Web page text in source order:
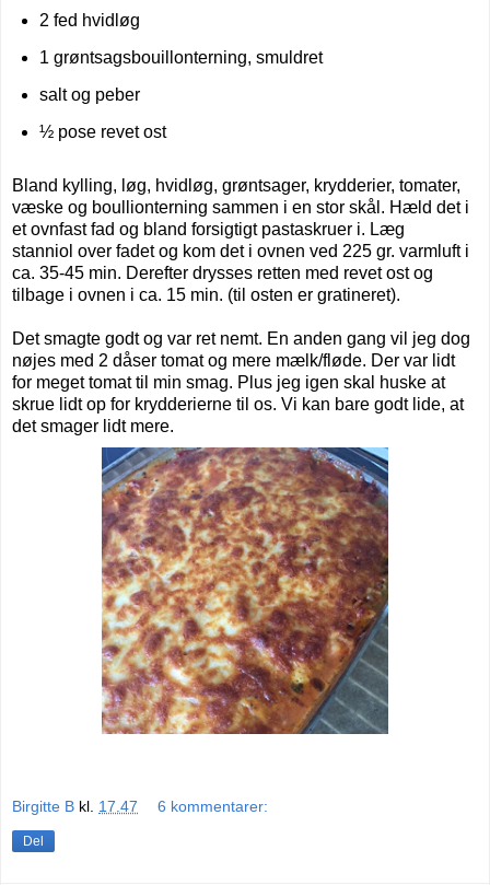
2 fed hvidløg
1 grøntsagsbouillonterning, smuldret
salt og peber
½ pose revet ost
Bland kylling, løg, hvidløg, grøntsager, krydderier, tomater,
væske og boullionterning sammen i en stor skål. Hæld det i
et ovnfast fad og bland forsigtigt pastaskruer i. Læg
stanniol over fadet og kom det i ovnen ved 225 gr. varmluft i
ca. 35-45 min. Derefter drysses retten med revet ost og
tilbage i ovnen i ca. 15 min. (til osten er gratineret).
Det smagte godt og var ret nemt. En anden gang vil jeg dog
nøjes med 2 dåser tomat og mere mælk/fløde. Der var lidt
for meget tomat til min smag. Plus jeg igen skal huske at
skrue lidt op for krydderierne til os. Vi kan bare godt lide, at
det smager lidt mere.
Birgitte B kl. 17.47 6 kommentarer:
Del